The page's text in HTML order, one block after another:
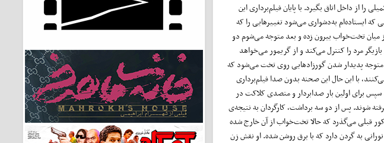
از داخل اتاق بگیرد. با پایان فیلم‌برداری این
ایستاده‌ام به‌دشواری می‌شود تغییرهایی را که
میان تخت‌خواب بیرون زده و بعد متوجه می‌شوم دو
مرد را کنترل می‌کند و از گریمور می‌خواهد
پدیدار شدن گورزاد‌هایی روی تخت می‌شود که
با این حال این صحنه بدون صدا فیلم‌برداری
سپس برای اولین بار صدابردار و متصدی کلاکت در
شوند. پس از دو سه برداشت، کارگردان به نتیجه‌ی
قبلی می‌گذرد که حالا تخت‌خواب از آن خارج شده
به گردن دارد که با برق روشن شده. او نقش زن